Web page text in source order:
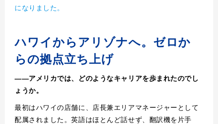
になりました。
ハワイからアリゾナへ。ゼロか
らの拠点立ち上げ
――アメリカでは、どのようなキャリアを歩まれたのでし
ょうか。
最初はハワイの店舗に、店長兼エリアマネージャーとして
配属されました。英語はほとんど話せず、翻訳機を片手